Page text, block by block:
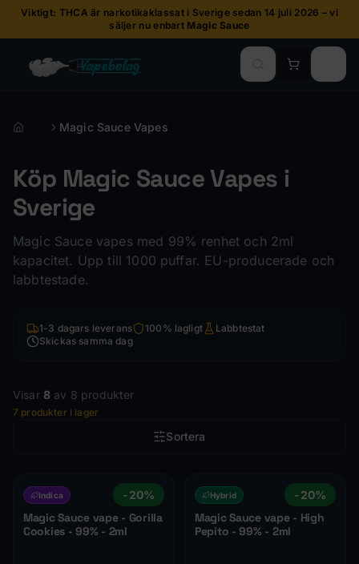
Viktigt: THCA är narkotikaklassat i Sverige sedan 14 juli 2026 – vi
säljer nu enbart Magic Sauce
Hem Magic Sauce Vapes
Köp Magic Sauce Vapes i
Sverige
Magic Sauce vapes med 99% renhet och 2ml
kapacitet. Upp till 1000 puffar. EU-producerade och
labbtestade.
1-3 dagars leverans 100% lagligt
Labbtestat
Skickas samma dag
Filtrera produkter
Visar 8 av 8 produkter
7 produkter i lager
Sortera
Magic Sauce Vapes
-20%
Indica
Magic Sauce vape - Gorilla
Cookies - 99% - 2ml
-20%
Hybrid
Magic Sauce vape - High
Pepito - 99% - 2ml